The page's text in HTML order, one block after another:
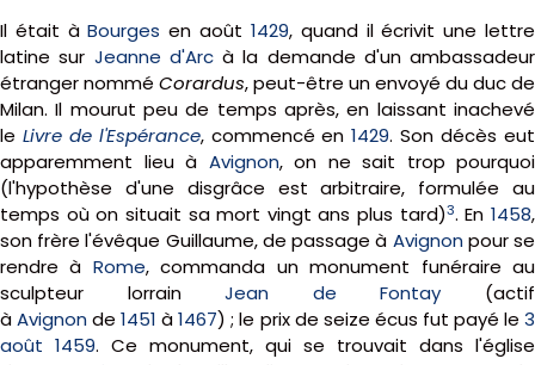
Il était àBourges en août 1429, quand il écrivit une lettre
latine sur Jeanne d'Arcà la demande d'un ambassadeur
étranger nommé Corardus, peut-être un envoyé du duc de
Milan. Il mourut peu de temps après, en laissant inachevé
le Livre de l'Espérance, commencé en1429. Son décès eut
apparemment lieu à Avignon, on ne sait trop pourquoi
(l'hypothèse d'une disgrâce est arbitraire, formulée au
temps où on situait sa mort vingt ans plus tard)3. En1458,
son frère l'évêque Guillaume, de passage à Avignonpour se
rendre à Rome, commanda un monument funéraire au
sculpteur lorrainJean de Fontay (actif
àAvignonde1451 à1467) ; le prix de seize écus fut payé le3
août 1459. Ce monument, qui se trouvait dans l'église